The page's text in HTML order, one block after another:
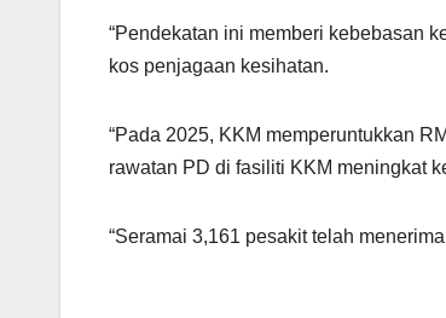
“Pendekatan ini memberi kebebasan
kos penjagaan kesihatan.
“Pada 2025, KKM memperuntukkan
rawatan PD di fasiliti KKM meningkat
“Seramai 3,161 pesakit telah